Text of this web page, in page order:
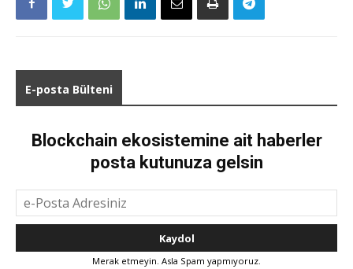
E-posta Bülteni
Blockchain ekosistemine ait haberler
posta kutunuza gelsin
Merak etmeyin. Asla Spam yapmıyoruz.